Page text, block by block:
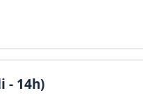
- 14h)